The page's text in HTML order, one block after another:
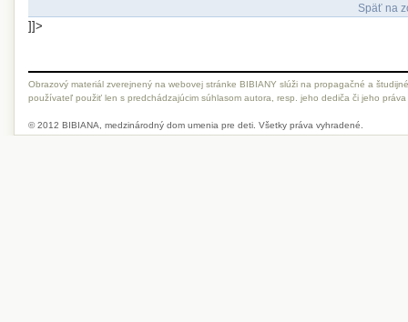
Späť na
]]>
Obrazový materiál zverejnený na webovej stránke BIBIANY slúži na propagačné a
používateľ použiť len s predchádzajúcim súhlasom autora, resp. jeho dediča či jeho
© 2012 BIBIANA, medzinárodný dom umenia pre deti. Všetky práva vyhradené.